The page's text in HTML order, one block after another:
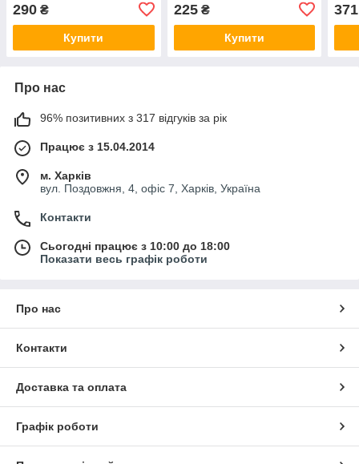
290 ₴
Купити
225₴
Купити
371
Про нас
96% позитивних з 317 відгуків за рік
Працює з 15.04.2014
м. Харків
вул. Поздовжня, 4, офіс 7, Харків, Україна
Контакти
Сьогодні працює з 10:00 до 18:00
Показати весь графік роботи
Про нас
Контакти
Доставка та оплата
Графік роботи